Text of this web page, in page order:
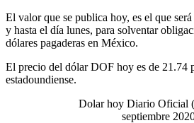
El valor que se publica hoy, es el que
y hasta el día lunes, para solventar
dólares pagaderas en México.
El precio del dólar DOF hoy es de 21.74
estadoundiense.
Dolar hoy Diario Oficial
septiembre